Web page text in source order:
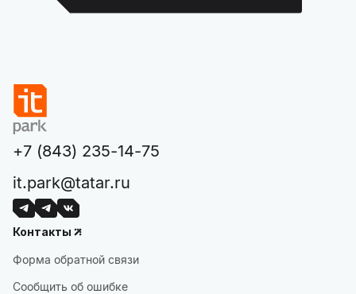
+7 (843) 235-14-75
it.park@tatar.ru
Контакты
Форма обратной связи
Сообщить об ошибке